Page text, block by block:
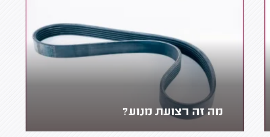
מה זה רצועת מנוע?